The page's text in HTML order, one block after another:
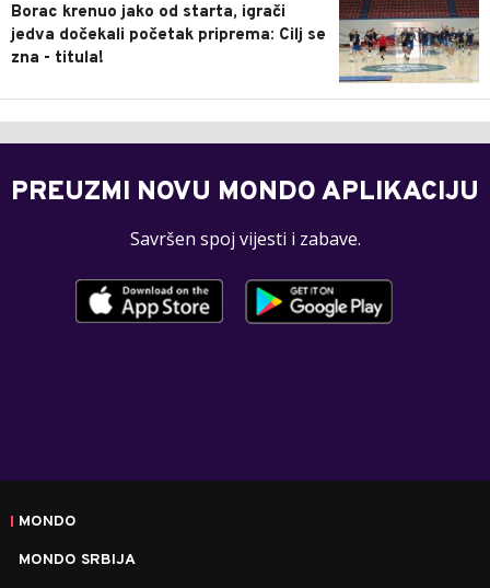
Borac krenuo jako od starta, igrači
jedva dočekali početak priprema: Cilj se
zna - titula!
PREUZMI NOVU MONDO APLIKACIJU
Savršen spoj vijesti i zabave.
MONDO
MONDO SRBIJA